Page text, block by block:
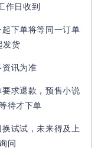
作日收到
下单将等同一订单
发货
讯为准
求退款，预售小说
待才下单
试试，未来得及上
问